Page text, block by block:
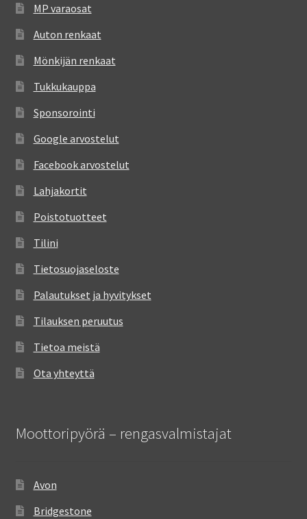
MP varaosat
Auton renkaat
Mönkijän renkaat
Tukkukauppa
Sponsorointi
Google arvostelut
Facebook arvostelut
Lahjakortit
Poistotuotteet
Tilini
Tietosuojaseloste
Palautukset ja hyvitykset
Tilauksen peruutus
Tietoa meistä
Ota yhteyttä
Moottoripyörä – rengasvalmistajat
Avon
Bridgestone